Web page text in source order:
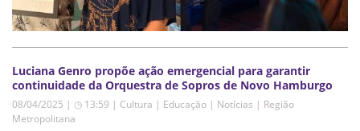
Luciana Genro propõe ação emergencial para garantir
continuidade da Orquestra de Sopros de Novo Hamburgo
08/04/2025 | ◷ 13:59 | Cultura | Educação | Notícias | Região
Metropolitana